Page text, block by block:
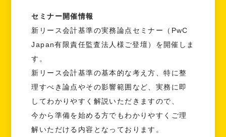
セミナー開催情報
新リース会計基準の実務論点セミナー（PwC
Japan有限責任監査法人様ご登壇）を開催しま
す。
新リース会計基準の基本的な考え方、特に整
理すべき論点やその影響範囲など、実務に即
してわかりやすく解説いただきますので、
今から準備を始める方でもわかりやすくご理
解いただける内容となっております。